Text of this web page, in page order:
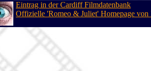
Eintrag in der Cardiff Filmdatenbank
Offizielle 'Romeo & Juliet' Homepage